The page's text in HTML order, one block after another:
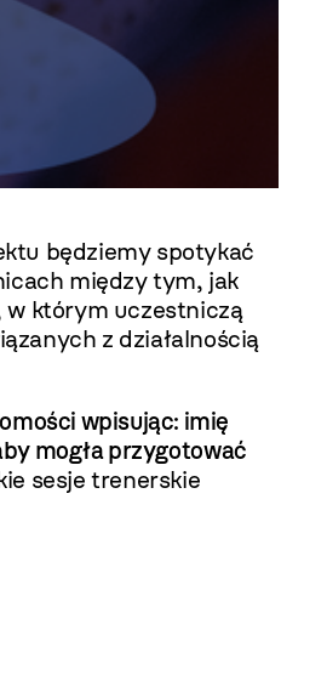
będziemy spotykać
między tym, jak
w którym uczestniczą
z działalnością
wpisując: imię
mogła przygotować
sesje trenerskie